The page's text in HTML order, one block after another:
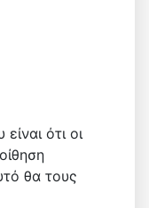
ότι οι
θα τους